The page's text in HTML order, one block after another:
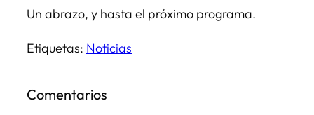
Un abrazo, y hasta el próximo programa.
Etiquetas: Noticias
Comentarios